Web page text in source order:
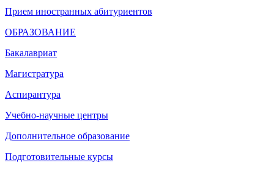
Прием иностранных абитуриентов
ОБРАЗОВАНИЕ
Бакалавриат
Магистратура
Аспирантура
Учебно-научные центры
Дополнительное образование
Подготовительные курсы